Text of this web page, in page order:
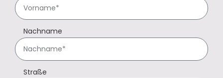
Nachname
Straße